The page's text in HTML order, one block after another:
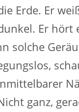
Erde. Er
Er hört
solche
ganz,